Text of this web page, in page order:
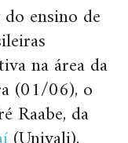
ensino de
na área da
(01/06), o
Raabe, da